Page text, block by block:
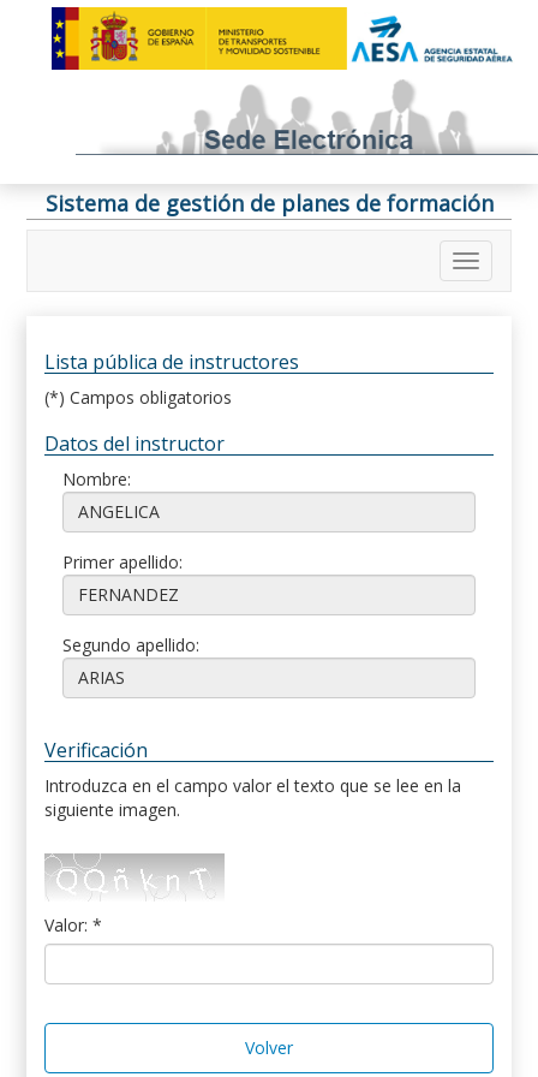
Sistema de gestión de planes de formación
Lista pública de instructores
(*) Campos obligatorios
Datos del instructor
Nombre:
Primer apellido:
Segundo apellido:
Verificación
Introduzca en el campo valor el texto que se lee en la
siguiente imagen.
Valor: *
Volver